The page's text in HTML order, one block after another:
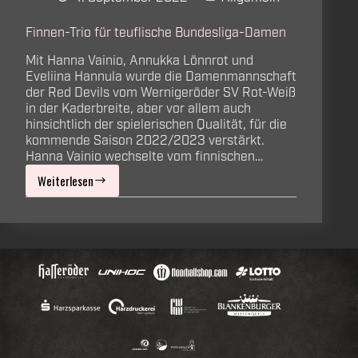
Finnen-Trio für teuflische Bundesliga-Damen
Mit Hanna Vainio, Annukka Lönnrot und
Eveliina Hannula wurde die Damenmannschaft
der Red Devils vom Wernigeröder SV Rot-Weiß
in der Kaderbreite, aber vor allem auch
hinsichtlich der spielerischen Qualität, für die
kommende Saison 2022/2023 verstärkt.
Hanna Vainio wechselte vom finnischen…
Weiterlesen
Finnen-
teuflische
Damen